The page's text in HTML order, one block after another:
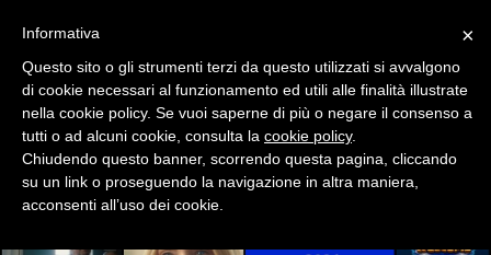
×
Informativa
Questo sito o gli strumenti terzi da questo utilizzati si avvalgono
di cookie necessari al funzionamento ed utili alle finalità illustrate
nella cookie policy. Se vuoi saperne di più o negare il consenso a
tutti o ad alcuni cookie, consulta la cookie policy.
Chiudendo questo banner, scorrendo questa pagina, cliccando
su un link o proseguendo la navigazione in altra maniera,
acconsenti all’uso dei cookie.